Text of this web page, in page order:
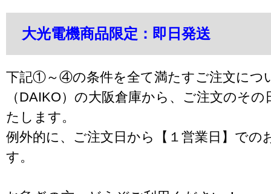
大光電機商品限定：即日発送
下記①～④の条件を全て満たすご注文につ
（DAIKO）の大阪倉庫から、ご注文のそ
たします。
例外的に、ご注文日から【１営業日】での
す。